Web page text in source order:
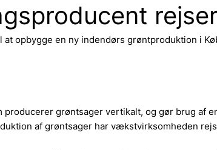
at opbygge en ny indendørs grøntproduktion i
producerer grøntsager vertikalt, og gør brug
af grøntsager har vækstvirksomheden